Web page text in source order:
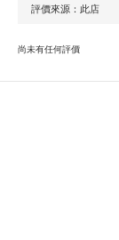
尚未有任何評價